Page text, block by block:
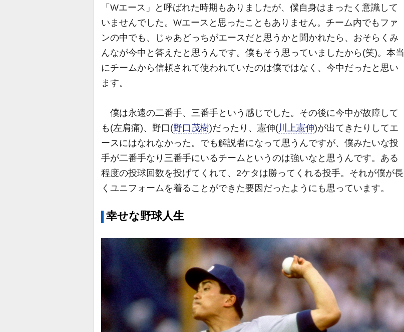
「Wエース」と呼ばれた時期もありましたが、僕自身はまったく意識して
いませんでした。Wエースと思ったこともありません。チーム内でもファ
ンの中でも、じゃあどっちがエースだと思うかと聞かれたら、おそらくみ
んなが今中と答えたと思うんです。僕もそう思っていましたから(笑)。本当
にチームから信頼されて使われていたのは僕ではなく、今中だったと思い
ます。
僕は永遠の二番手、三番手という感じでした。その後に今中が故障して
も(左肩痛)、野口(野口茂樹)だったり、憲伸(川上憲伸)が出てきたりしてエ
ースにはなれなかった。でも解説者になって思うんですが、僕みたいな投
手が二番手なり三番手にいるチームというのは強いなと思うんです。ある
程度の投球回数を投げてくれて、2ケタは勝ってくれる投手。それが僕が長
くユニフォームを着ることができた要因だったようにも思っています。
幸せな野球人生